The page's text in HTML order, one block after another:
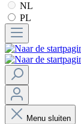
NL
PL
Menu sluiten